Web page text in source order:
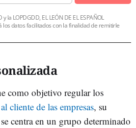
la LOPDGDD, EL LEÓN DE EL ESPAÑOL
los datos facilitados con la finalidad de remitirle
como objetivo regular los
cliente de las empresas, su
centra en un grupo determinado